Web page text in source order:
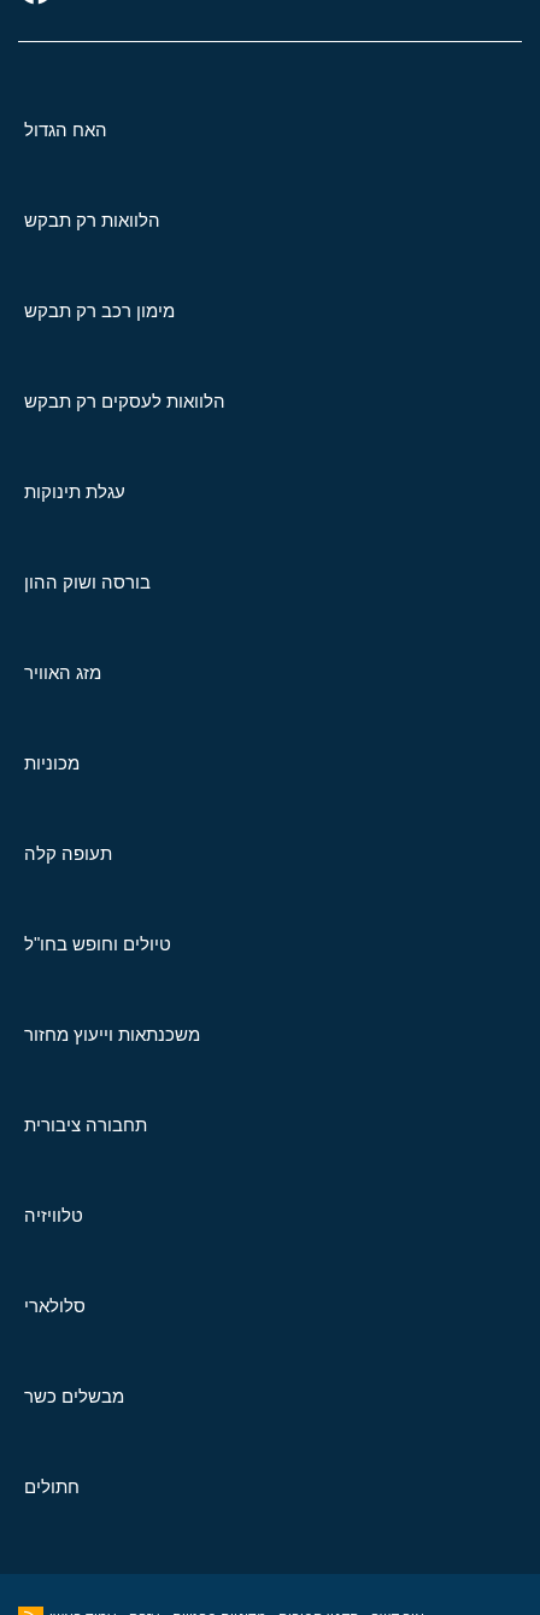
האח הגדול
הלוואות רק תבקש
מימון רכב רק תבקש
הלוואות לעסקים רק תבקש
עגלת תינוקות
בורסה ושוק ההון
מזג האוויר
מכוניות
תעופה קלה
טיולים וחופש בחו"ל
משכנתאות וייעוץ מחזור
תחבורה ציבורית
טלוויזיה
סלולארי
מבשלים כשר
חתולים